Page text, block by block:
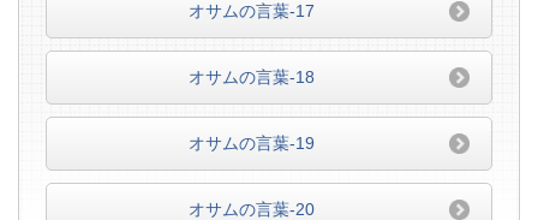
オサムの言葉-17
オサムの言葉-18
オサムの言葉-19
オサムの言葉-20